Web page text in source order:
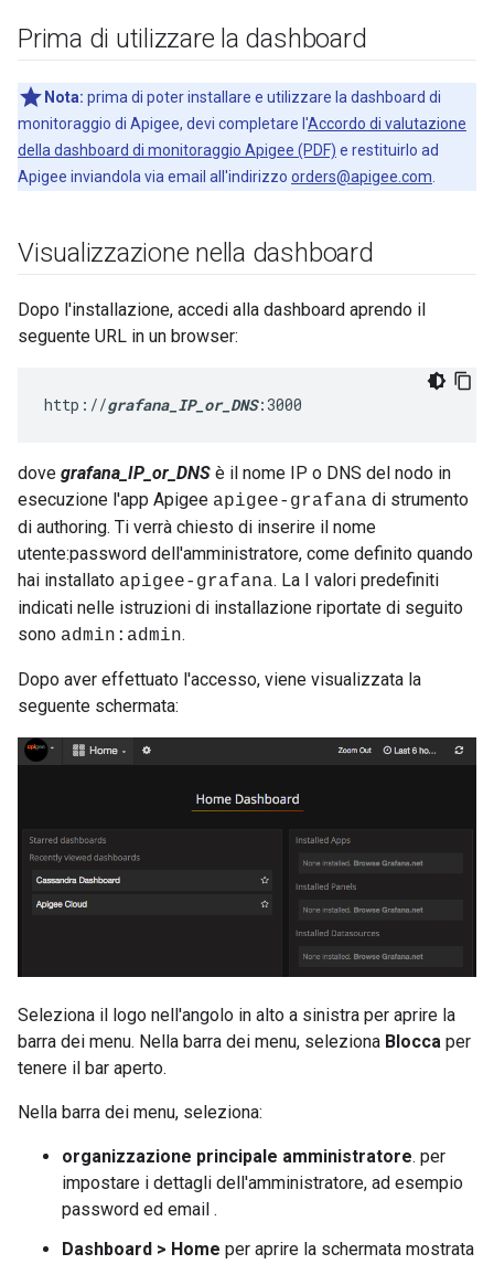
Prima di utilizzare la dashboard
Nota: prima di poter installare e utilizzare la dashboard di
monitoraggio di Apigee, devi completare l'Accordo di valutazione
della dashboard di monitoraggio Apigee (PDF) e restituirlo ad
Apigee inviandola via email all'indirizzo orders@apigee.com
Visualizzazione nella dashboard
Dopo l'installazione, accedi alla dashboard aprendo il
seguente URL in un browser:
http://grafana_IP_or_DNS:3000
dove grafana_IP_or_DNS è il nome IP o DNS del nodo in
esecuzione l'app Apigee apigee-grafana di strumento
di authoring. Ti verrà chiesto di inserire il nome
utente:password dell'amministratore, come definito quando
hai installato apigee-grafana. La I valori predefiniti
indicati nelle istruzioni di installazione riportate di seguito
sono admin:admin.
Dopo aver effettuato l'accesso, viene visualizzata la
seguente schermata:
Seleziona il logo nell'angolo in alto a sinistra per aprire la
barra dei menu. Nella barra dei menu, seleziona Blocca per
tenere il bar aperto.
Nella barra dei menu, seleziona:
organizzazione principale amministratore. per
impostare i dettagli dell'amministratore, ad esempio
password ed email .
Dashboard > Home per aprire la schermata mostrata